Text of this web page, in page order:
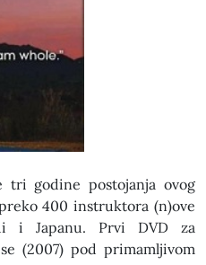
godine postojanja ovog
400 instruktora (n)ove
i Japanu. Prvi DVD za
(2007) pod primamljivom